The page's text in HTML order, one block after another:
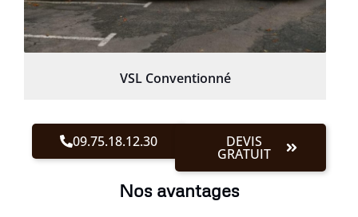
VSL Conventionné
09.75.18.12.30 DEVIS
GRATUIT
Nos avantages